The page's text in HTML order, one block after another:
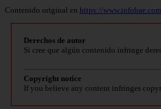
Contenido original en https://
Derechos de autor
Si cree que algún contenido infringe
Copyright notice
If you believe any content infringes